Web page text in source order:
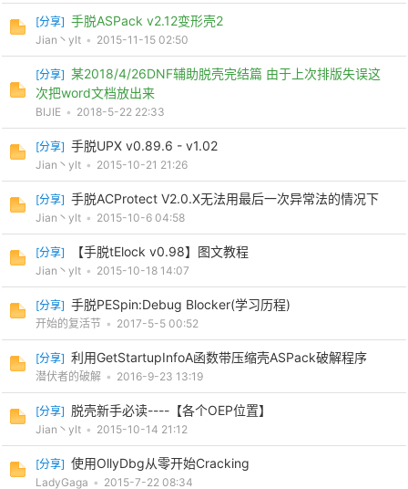
po
cn
[分享] 手脱ASPack v2.12变形壳2
Jian丶ylt • 2015-11-15 02:50
[分享] 某2018/4/26DNF辅助脱壳完结篇 由于上次排版失误这
次把word文档放出来
BIJIE • 2018-5-22 22:33
[分享] 手脱UPX v0.89.6 - v1.02
Jian丶ylt • 2015-10-21 21:26
[分享] 手脱ACProtect V2.0.X无法用最后一次异常法的情况下
Jian丶ylt • 2015-10-6 04:58
[分享] 【手脱tElock v0.98】图文教程
Jian丶ylt • 2015-10-18 14:07
[分享] 手脱PESpin:Debug Blocker(学习历程)
开始的复活节 • 2017-5-5 00:52
[分享] 利用GetStartupInfoA函数带压缩壳ASPack破解程序
潜伏者的破解 • 2016-9-23 13:19
[分享] 脱壳新手必读----【各个OEP位置】
Jian丶ylt • 2015-10-14 21:12
[分享] 使用OllyDbg从零开始Cracking
LadyGaga • 2015-7-22 08:34